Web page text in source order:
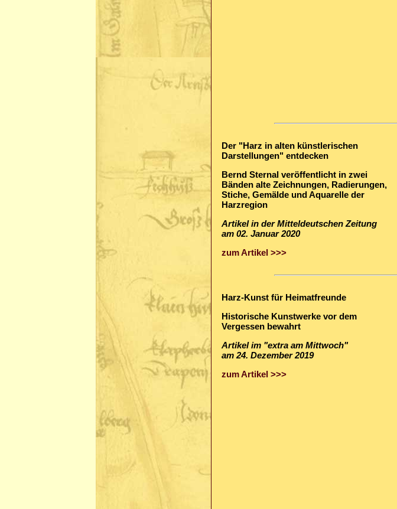
Der "Harz in alten künstlerischen
Darstellungen" entdecken
Bernd Sternal veröffentlicht in zwei
Bänden alte Zeichnungen, Radierungen,
Stiche, Gemälde und Aquarelle der
Harzregion
Artikel in der Mitteldeutschen Zeitung
am 02. Januar 2020
zum Artikel >>>
Harz-Kunst für Heimatfreunde
Historische Kunstwerke vor dem
Vergessen bewahrt
Artikel im "extra am Mittwoch"
am 24. Dezember 2019
zum Artikel >>>